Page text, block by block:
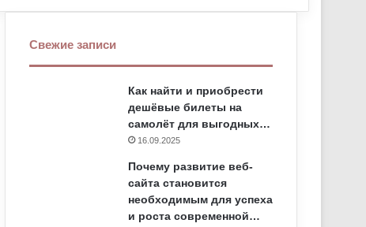
Свежие записи
Как найти и приобрести
дешёвые билеты на
самолёт для выгодных…
16.09.2025
Почему развитие веб-
сайта становится
необходимым для успеха
и роста современной…